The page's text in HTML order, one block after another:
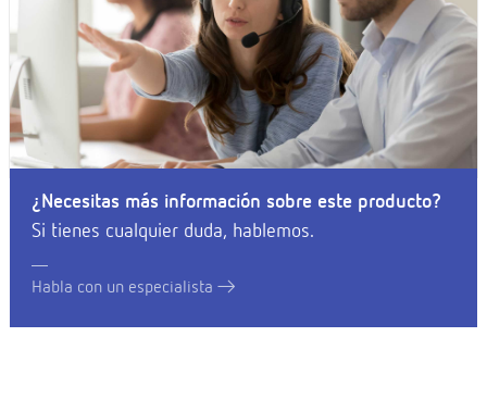
¿Necesitas más información sobre este producto?
Si tienes cualquier duda, hablemos.
Habla con un especialista